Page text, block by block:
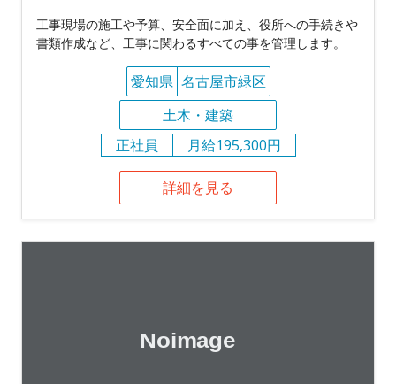
工事現場の施工や予算、安全面に加え、役所への手続きや
書類作成など、工事に関わるすべての事を管理します。
愛知県 名古屋市緑区
土木・建築
正社員
月給195,300円
詳細を見る